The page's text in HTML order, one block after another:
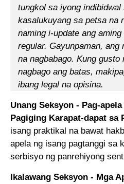
tungkol sa iyong
kasalukuyang sa petsa na
naming i-update ang
regular. Gayunpaman, ang
na nagbabago. Kung
nagbago ang batas,
ibang legal na opisina.
Unang Seksyon - Pag-
Pagiging Karapat-dapat sa
isang praktikal na bawat
apela ng isang pagtanggi sa
serbisyo ng panrehiyong
Ikalawang Seksyon - Mga